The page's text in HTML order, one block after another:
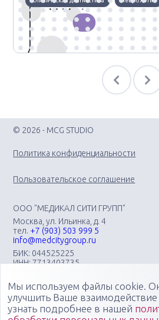
© 2026 - MCG STUDIO
Политика конфиденциальности
Пользовательское соглашение
ООО "МЕДИКАЛ СИТИ ГРУПП"
Москва, ул. Ильинка, д. 4
тел. +7 (903) 503 999 5
info@medcitygroup.ru
БИК: 044525225
ИНН: 7713403735
Организация научно-практических
мероприятий различного профиля:
конференций, симпозиумов,
очных, онлайн- и смешанных
Мы используем файлы cookie.
улучшить Ваше
узнать подробнее в нашей